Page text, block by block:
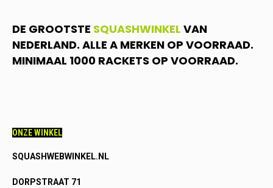
DE GROOTSTE SQUASHWINKEL VAN
NEDERLAND. ALLE A MERKEN OP VOORRAAD.
MINIMAAL 1000 RACKETS OP VOORRAAD.
ONZE WINKEL
SQUASHWEBWINKEL.NL
DORPSTRAAT 71